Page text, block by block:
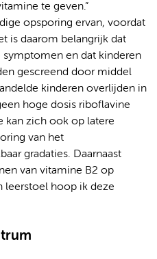
te geven.”
opsporing ervan, voordat
is daarom belangrijk dat
en dat kinderen
gescreend door middel
kinderen overlijden in
hoge dosis riboflavine
kan zich ook op latere
van het
gradaties. Daarnaast
van vitamine B2 op
leerstoel hoop ik deze